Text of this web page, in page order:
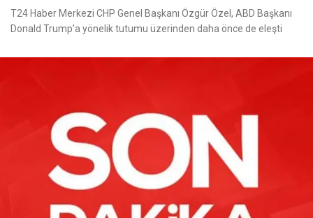
T24 Haber Merkezi CHP Genel Başkanı Özgür Özel, ABD Başkanı
Donald Trump’a yönelik tutumu üzerinden daha önce de eleşti